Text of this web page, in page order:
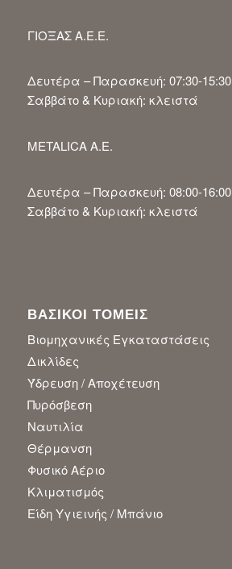
ΓΙΟΞΑΣ Α.Ε.Ε.
Δευτέρα – Παρασκευή: 07:30-15:30
Σαββάτο & Κυριακή: κλειστά
METALICA A.E.
Δευτέρα – Παρασκευή: 08:00-16:00
Σαββάτο & Κυριακή: κλειστά
ΒΑΣΙΚΟΙ ΤΟΜΕΙΣ
Βιομηχανικές Εγκαταστάσεις
Δικλίδες
Ύδρευση / Αποχέτευση
Πυρόσβεση
Ναυτιλία
Θέρμανση
Φυσικό Αέριο
Κλιματισμός
Είδη Υγιεινής / Μπάνιο